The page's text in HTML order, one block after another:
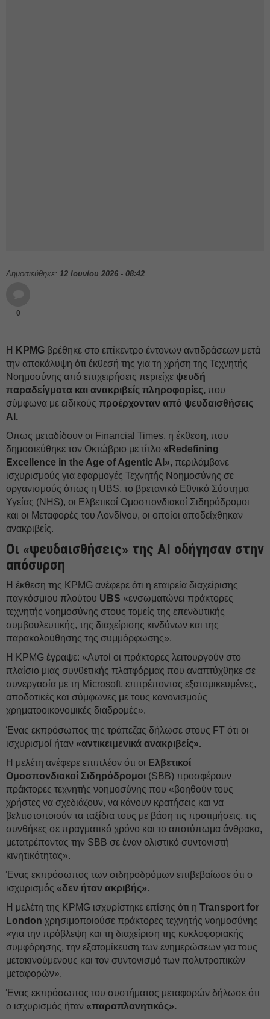
Δημοσιεύθηκε: 12 Ιουνίου 2026 - 08:42
0
Η KPMG βρέθηκε στο επίκεντρο έντονων αντιδράσεων μετά
την αποκάλυψη ότι έκθεσή της για τη χρήση της Τεχνητής
Νοημοσύνης από επιχειρήσεις περιείχε ψευδή
παραδείγματα και ανακριβείς πληροφορίες, που
σύμφωνα με ειδικούς προέρχονταν από ψευδαισθήσεις
ΑΙ.
Οπως μεταδίδουν οι Financial Times, η έκθεση, που
δημοσιεύθηκε τον Οκτώβριο με τίτλο «Redefining
Excellence in the Age of Agentic AI», περιλάμβανε
ισχυρισμούς για εφαρμογές Τεχνητής Νοημοσύνης σε
οργανισμούς όπως η UBS, το βρετανικό Εθνικό Σύστημα
Υγείας (NHS), οι Ελβετικοί Ομοσπονδιακοί Σιδηρόδρομοι
και οι Μεταφορές του Λονδίνου, οι οποίοι αποδείχθηκαν
ανακριβείς.
Οι «ψευδαισθήσεις» της AI οδήγησαν στην
απόσυρση
Η έκθεση της KPMG ανέφερε ότι η εταιρεία διαχείρισης
παγκόσμιου πλούτου UBS «ενσωματώνει πράκτορες
τεχνητής νοημοσύνης στους τομείς της επενδυτικής
συμβουλευτικής, της διαχείρισης κινδύνων και της
παρακολούθησης της συμμόρφωσης».
Η KPMG έγραψε: «Αυτοί οι πράκτορες λειτουργούν στο
πλαίσιο μιας συνθετικής πλατφόρμας που αναπτύχθηκε σε
συνεργασία με τη Microsoft, επιτρέποντας εξατομικευμένες,
αποδοτικές και σύμφωνες με τους κανονισμούς
χρηματοοικονομικές διαδρομές».
Ένας εκπρόσωπος της τράπεζας δήλωσε στους FT ότι οι
ισχυρισμοί ήταν «αντικειμενικά ανακριβείς».
Η μελέτη ανέφερε επιπλέον ότι οι Ελβετικοί
Ομοσπονδιακοί Σιδηρόδρομοι (SBB) προσφέρουν
πράκτορες τεχνητής νοημοσύνης που «βοηθούν τους
χρήστες να σχεδιάζουν, να κάνουν κρατήσεις και να
βελτιστοποιούν τα ταξίδια τους με βάση τις προτιμήσεις, τις
συνθήκες σε πραγματικό χρόνο και το αποτύπωμα άνθρακα,
μετατρέποντας την SBB σε έναν ολιστικό συντονιστή
κινητικότητας».
Ένας εκπρόσωπος των σιδηροδρόμων επιβεβαίωσε ότι ο
ισχυρισμός «δεν ήταν ακριβής».
Η μελέτη της KPMG ισχυρίστηκε επίσης ότι η Transport for
London χρησιμοποιούσε πράκτορες τεχνητής νοημοσύνης
«για την πρόβλεψη και τη διαχείριση της κυκλοφοριακής
συμφόρησης, την εξατομίκευση των ενημερώσεων για τους
μετακινούμενους και τον συντονισμό των πολυτροπικών
μεταφορών».
Ένας εκπρόσωπος του συστήματος μεταφορών δήλωσε ότι
ο ισχυρισμός ήταν «παραπλανητικός».